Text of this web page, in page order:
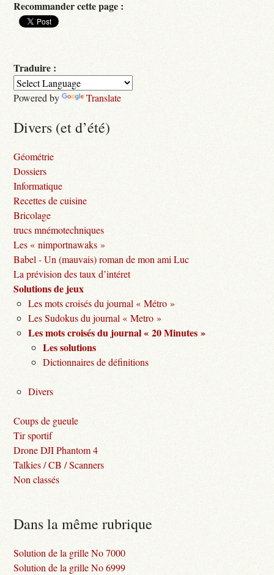
Recommander cette page :
Traduire :
Powered by Translate
Divers (et d’été)
Géométrie
Dossiers
Informatique
Recettes de cuisine
Bricolage
trucs mnémotechniques
Les « nimportnawaks »
Babel - Un (mauvais) roman de mon ami Luc
La prévision des taux d’intéret
Solutions de jeux
Les mots croisés du journal « Métro »
Les Sudokus du journal « Metro »
Les mots croisés du journal « 20 Minutes »
Les solutions
Dictionnaires de définitions
Divers
Coups de gueule
Tir sportif
Drone DJI Phantom 4
Talkies / CB / Scanners
Non classés
Dans la même rubrique
Solution de la grille No 7000
Solution de la grille No 6999